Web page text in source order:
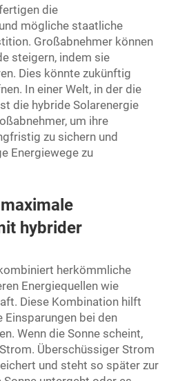
die
mögliche staatliche
Großabnehmer können
steigern, indem sie
Dies könnte zukünftig
In einer Welt, in der die
die hybride Solarenergie
um ihre
zu sichern und
Energiewege zu
hybrider
herkömmliche
Energiequellen wie
Diese Kombination hilft
Einsparungen bei den
Wenn die Sonne scheint,
Überschüssiger Strom
und steht so später zur